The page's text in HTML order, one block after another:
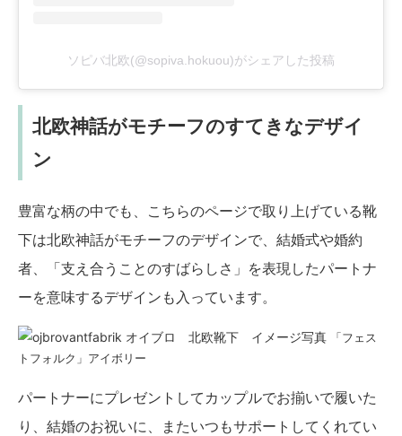
ソピバ北欧(@sopiva.hokuou)がシェアした投稿
北欧神話がモチーフのすてきなデザイ
ン
豊富な柄の中でも、こちらのページで取り上げている靴
下は北欧神話がモチーフのデザインで、結婚式や婚約
者、「支え合うことのすばらしさ」を表現したパートナ
ーを意味するデザインも入っています。
「フェス
トフォルク」アイボリー
パートナーにプレゼントしてカップルでお揃いで履いた
り、結婚のお祝いに、またいつもサポートしてくれてい